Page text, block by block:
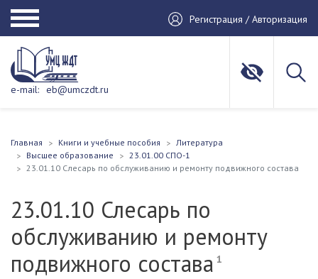
Регистрация / Авторизация
e-mail: eb@umczdt.ru
Главная Книги и учебные пособия
Литература
Высшее образование
23.01.00 СПО-1
23.01.10 Слесарь по обслуживанию и ремонту подвижного состава
23.01.10 Слесарь по
обслуживанию и ремонту
подвижного состава1